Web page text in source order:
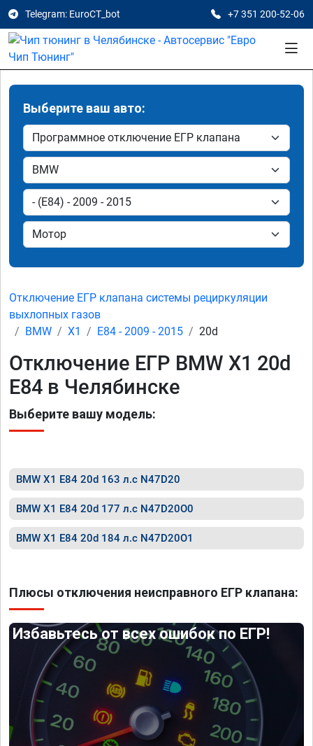
Telegram: EuroCT_bot +7 351 200-52-06
Выберите ваш авто:
Отключение ЕГР клапана системы рециркуляции
выхлопных газов
BMW
X1 E84 - 2009 - 2015 20d
Отключение ЕГР BMW X1 20d
E84 в Челябинске
Выберите вашу модель:
BMW X1 E84 20d 163 л.с N47D20
BMW X1 E84 20d 177 л.с N47D20O0
BMW X1 E84 20d 184 л.с N47D20O1
Плюсы отключения неисправного ЕГР клапана:
Избавьтесь от всех ошибок по ЕГР!